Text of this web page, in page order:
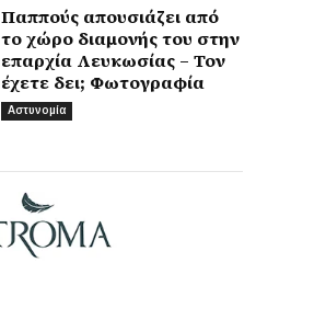
Παππούς απουσιάζει από
το χώρο διαμονής του στην
επαρχία Λευκωσίας – Τον
έχετε δει; Φωτογραφία
Αστυνομία